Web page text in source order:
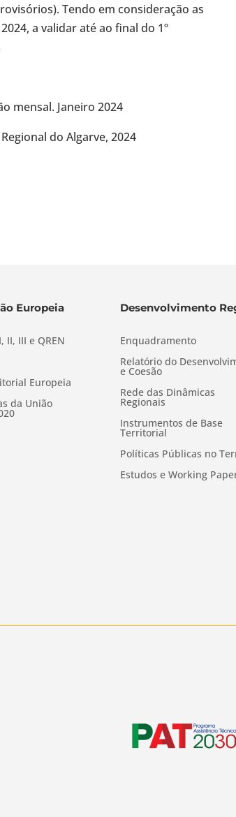
Tendo em consideração as
a validar até ao final do 1º
mensal. Janeiro 2024
do Algarve, 2024
Europeia
II, III e QREN
Europeia
da União
Desenvolvimento
Enquadramento
Relatório do
e Coesão
Rede das Dinâmicas
Regionais
Instrumentos de Base
Territorial
Políticas Públicas no
Estudos e Working